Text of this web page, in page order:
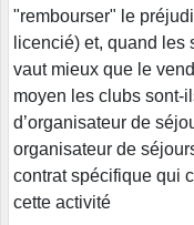
"rembourser" le
licencié) et, quand les
vaut mieux que le
moyen les clubs sont-
d’organisateur de
organisateur de
contrat spécifique qui
cette activité